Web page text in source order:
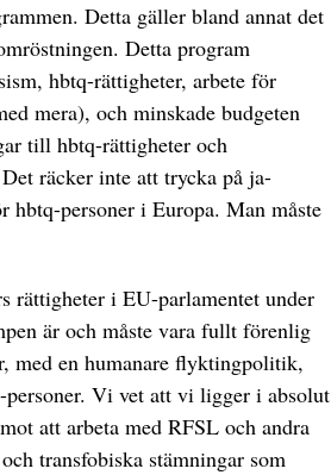
Detta gäller bland annat det
Detta program
hbtq-rättigheter, arbete för
mera), och minskade budgeten
till hbtq-rättigheter och
räcker inte att trycka på ja-
hbtq-personer i Europa. Man måste
rättigheter i EU-parlamentet under
är och måste vara fullt förenlig
med en humanare flyktingpolitik,
Vi vet att vi ligger i absolut
att arbeta med RFSL och andra
transfobiska stämningar som